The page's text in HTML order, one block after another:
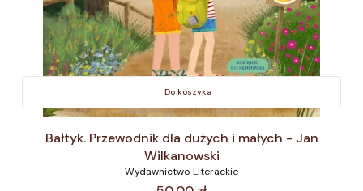
Do koszyka
Bałtyk. Przewodnik dla dużych i małych - Jan
Wilkanowski
Wydawnictwo Literackie